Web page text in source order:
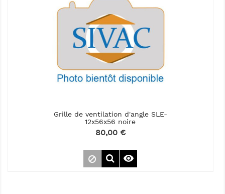
Grille de ventilation d'angle SLE-
12x56x56 noire
Prix
80,00 €
